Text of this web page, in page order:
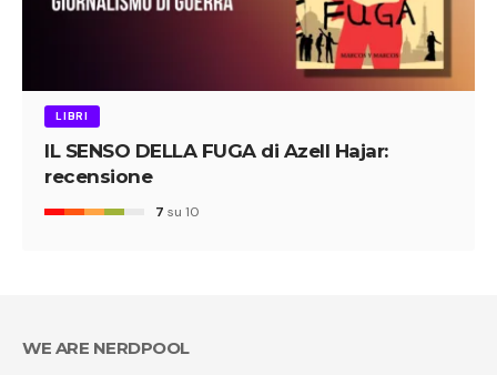
LIBRI
IL SENSO DELLA FUGA di Azell Hajar:
recensione
7 su 10
WE ARE NERDPOOL